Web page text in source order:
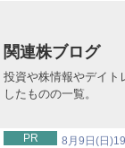
率向上・いよぎんホー
関連株ブログ
投資や株情報やデイト
したものの一覧。
8月9日(日
PR